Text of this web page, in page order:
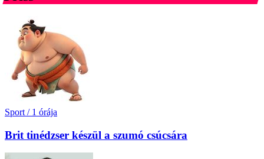
Sport / 1 órája
Brit tinédzser készül a szumó csúcsára